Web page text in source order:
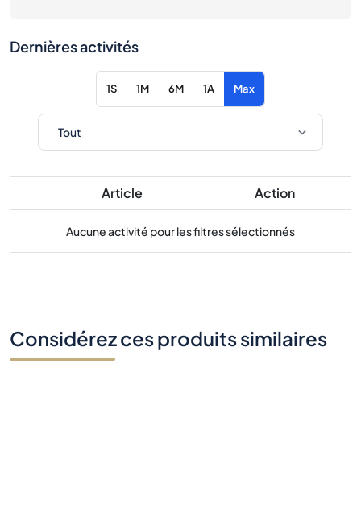
Dernières activités
1S 1M 6M 1A Max
Article Action
Aucune activité pour les filtres sélectionnés
Considérez ces produits similaires